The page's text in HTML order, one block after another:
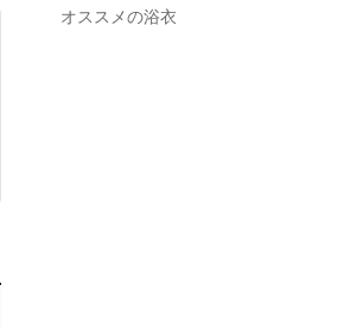
オススメの浴衣